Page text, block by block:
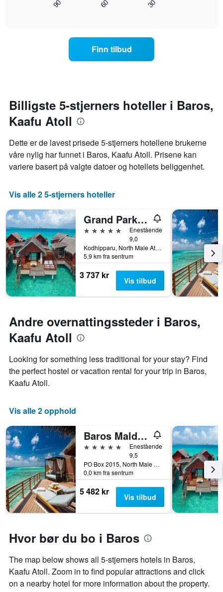
oppholdet
Diagrammets
1
X-
viser
antall
dager
Diagrammets
Y-
akse
viser
gjennomsnittsprisen
på
et
rom
90 60 30
Finn tilbud
Billigste 5-stjerners hoteller i Baros,
Kaafu Atoll
Dette er de lavest prisede 5-stjerners hotellene brukerne
våre nylig har funnet i Baros, Kaafu Atoll. Prisene kan
variere basert på valgte datoer og hotellets beliggenhet.
Vis alle 2 5-stjerners hoteller
Grand Park Kodhipparu
5 stjerner
Enestående
9,0
Kodhipparu, North Male Atoll, Baros, Maldivene
5,9 km fra sentrum
3 737 kr Vis tilbud
Andre overnattingssteder i Baros,
Kaafu Atoll
Looking for something less traditional for your stay? Find
the perfect hostel or vacation rental for your trip in Baros,
Kaafu Atoll.
Vis alle 2 opphold
Baros Maldives
5 stjerner
Enestående
9,5
PO Box 2015, North Male Atoll, Baros, Maldivene
0,0 km fra sentrum
5 482 kr Vis tilbud
Hvor bør du bo i Baros
The map below shows all 5-stjerners hotels in Baros,
Kaafu Atoll. Zoom in to find popular attractions and click
on a nearby hotel for more information about the property.